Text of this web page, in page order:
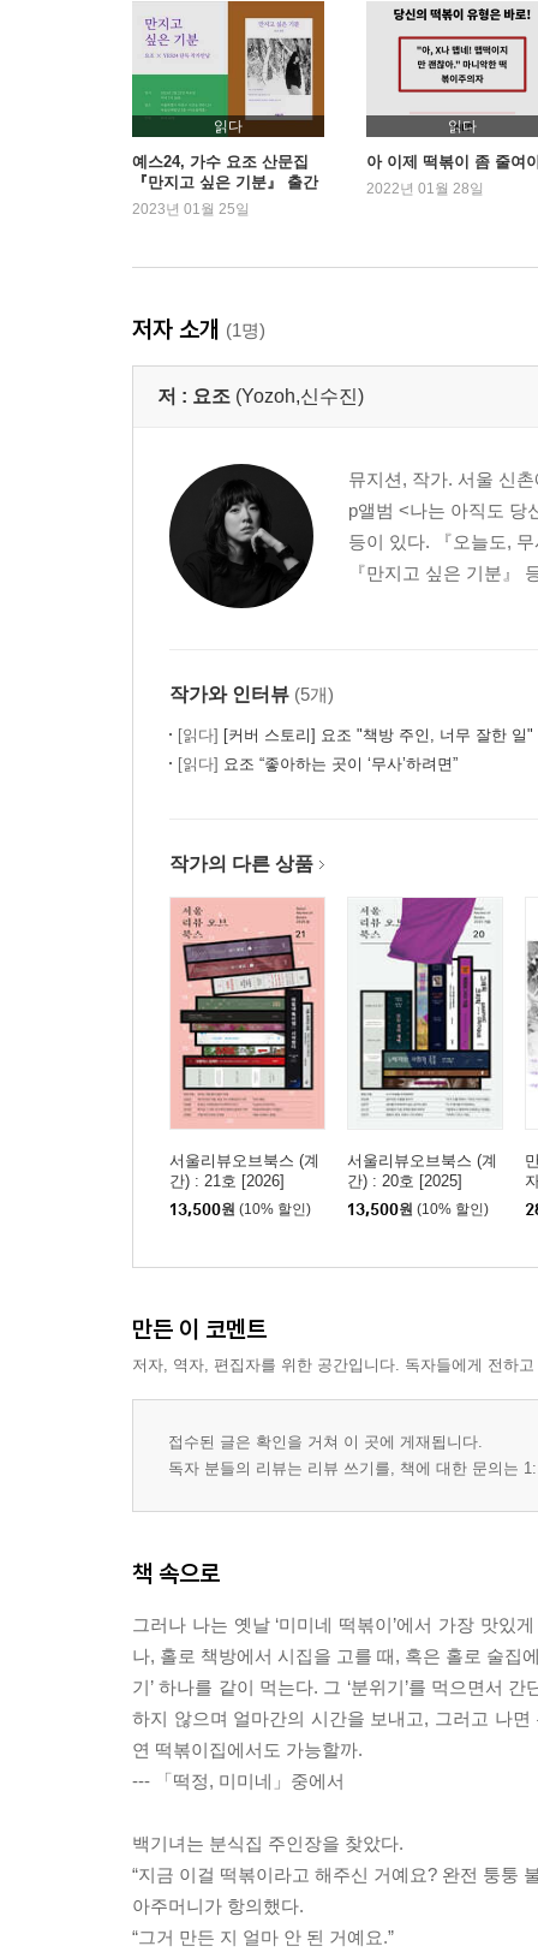
읽다
예스24, 가수 요조 산문집
『만지고 싶은 기분』 출간
기념
2023년 01월 25일
읽다
아 이제 떡볶이 좀 줄여
2022년 01월 28일
저자 소개 (1명)
저 : 요조 (Yozoh,신수진)
뮤지션, 작가. 서울 신
p앨범 <나는 아직도 당
등이 있다. 『오늘도,
『만지고 싶은 기분』
작가와 인터뷰 (5개)
[읽다] [커버 스토리] 요조 "책방 주인, 너무 잘한 일"
[읽다] 요조 “좋아하는 곳이 ‘무사’하려면”
작가의 다른 상품
서울리뷰오브북스 (계
간) : 21호 [2026]
13,500원 (10% 할인)
서울리뷰오브북스 (계
간) : 20호 [2025]
13,500원 (10% 할인)
만든 이 코멘트
저자, 역자, 편집자를 위한 공간입니다. 독자들에게 전하
접수된 글은 확인을 거쳐 이 곳에 게재됩니다.
독자 분들의 리뷰는 리뷰 쓰기를, 책에 대한 문의는
책 속으로
그러나 나는 옛날 ‘미미네 떡볶이’에서 가장 맛있
나, 홀로 책방에서 시집을 고를 때, 혹은 홀로 술집
기’ 하나를 같이 먹는다. 그 ‘분위기’를 먹으면서
하지 않으며 얼마간의 시간을 보내고, 그러고 나
연 떡볶이집에서도 가능할까.
--- 「떡정, 미미네」중에서
백기녀는 분식집 주인장을 찾았다.
“지금 이걸 떡볶이라고 해주신 거예요? 완전 퉁퉁
아주머니가 항의했다.
“그거 만든 지 얼마 안 된 거예요.”